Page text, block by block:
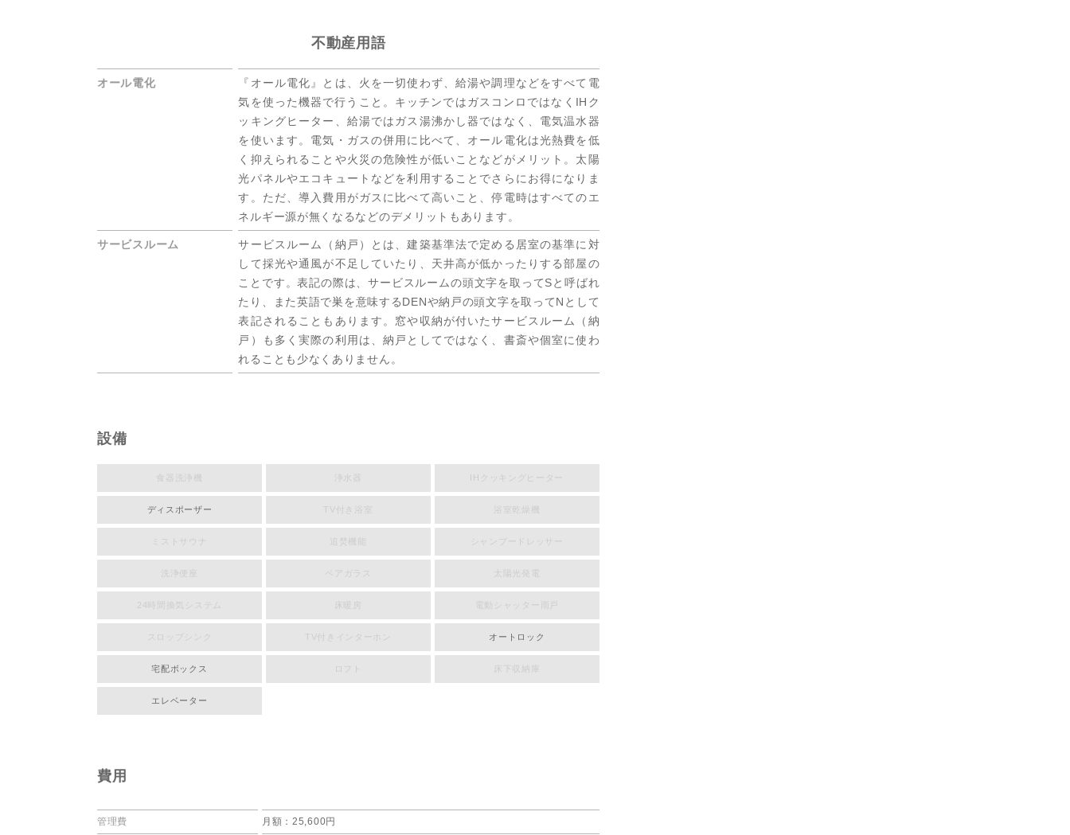
不動産用語
オール電化
『オール電化』とは、火を一切使わず、給湯や調理などをすべて電
気を使った機器で行うこと。キッチンではガスコンロではなくIHク
ッキングヒーター、給湯ではガス湯沸かし器ではなく、電気温水器
を使います。電気・ガスの併用に比べて、オール電化は光熱費を低
く抑えられることや火災の危険性が低いことなどがメリット。太陽
光パネルやエコキュートなどを利用することでさらにお得になりま
す。ただ、導入費用がガスに比べて高いこと、停電時はすべてのエ
ネルギー源が無くなるなどのデメリットもあります。
サービスルーム
サービスルーム（納戸）とは、建築基準法で定める居室の基準に対
して採光や通風が不足していたり、天井高が低かったりする部屋の
ことです。表記の際は、サービスルームの頭文字を取ってSと呼ばれ
たり、また英語で巣を意味するDENや納戸の頭文字を取ってNとして
表記されることもあります。窓や収納が付いたサービスルーム（納
戸）も多く実際の利用は、納戸としてではなく、書斎や個室に使わ
れることも少なくありません。
設備
食器洗浄機 浄水器 IHクッキングヒーター
ディスポーザー TV付き浴室 浴室乾燥機
ミストサウナ 追焚機能 シャンプードレッサー
ペアガラス 太陽光発電
24時間換気システム 電動シャッター雨戸
スロップシンク TV付きインターホン オートロック
宅配ボックス ロフト 床下収納庫
エレベーター
費用
管理費 月額：25,600円